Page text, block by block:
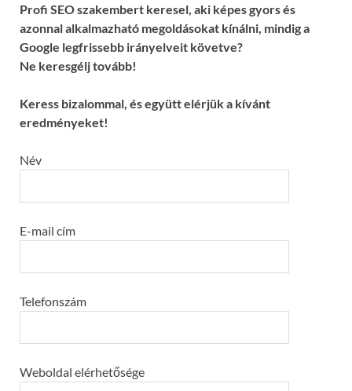
Profi SEO szakembert keresel, aki képes gyors és
azonnal alkalmazható megoldásokat kínálni, mindig a
Google legfrissebb irányelveit követve?
Ne keresgélj tovább!
Keress bizalommal, és együtt elérjük a kívánt
eredményeket!
Név
E-mail cím
Telefonszám
Weboldal elérhetősége